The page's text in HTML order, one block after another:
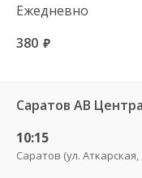
Ежедневно
380 руб.
10:15